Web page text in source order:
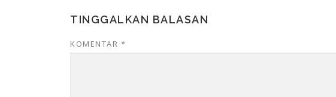
TINGGALKAN BALASAN
KOMENTAR *